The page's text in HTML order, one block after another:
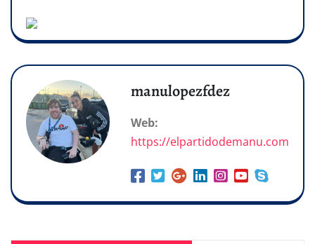
manulopezfdez
Web:
https://elpartidodemanu.com